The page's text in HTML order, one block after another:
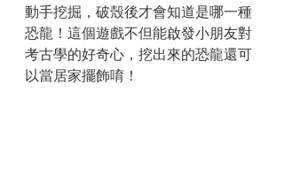
動手挖掘，破殼後才會知道是哪一種
恐龍！這個遊戲不但能啟發小朋友對
考古學的好奇心，挖出來的恐龍還可
以當居家擺飾唷！